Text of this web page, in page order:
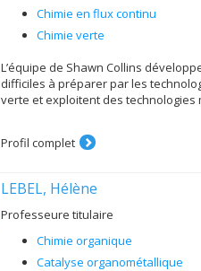
Chimie en flux continu
Chimie verte
L’équipe de Shawn Collins
difficiles à préparer par les
verte et exploitent des technologies
Profil complet
LEBEL, Hélène
Professeure titulaire
Chimie organique
Catalyse organométallique